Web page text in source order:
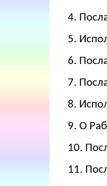
4.
5.
6.
7.
8.
9. О
10.
11.